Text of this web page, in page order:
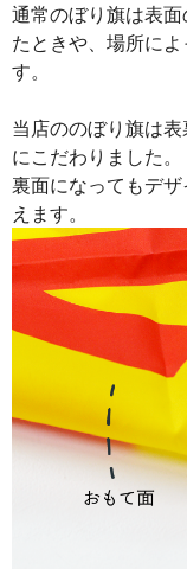
28
29
31
32
33
34
38
通常のぼり旗は表
たときや、場所に
す。
当店ののぼり旗は
にこだわりました。
裏面になってもデ
えます。